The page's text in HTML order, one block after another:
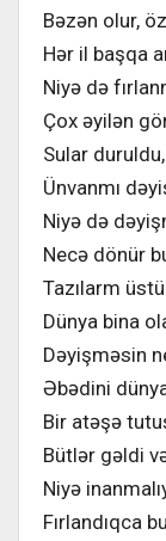
Bəzən olur,
Hər il başqa
Niyə də
Çox əyilən
Sular
Ünvanmı
Niyə də
Necə dönür
Tazılarm
Dünya bina
Dəyişməsin
Əbədini
Bir atəşə
Bütlər gəldi
Niyə
Fırlandıqca